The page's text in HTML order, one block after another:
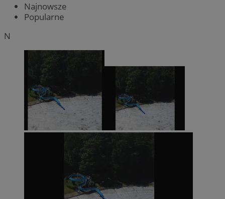
Najnowsze
Popularne
N